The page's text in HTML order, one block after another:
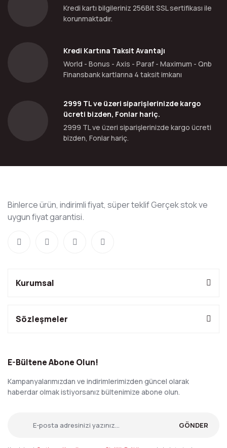
Kredi kartı bilgileriniz 256Bit SSL sertifikası ile
korunmaktadır.
Kredi Kartına Taksit Avantajı
World - Bonus - Axis - Paraf - Maximum - Qnb
Finansbank kartlarına 4 taksit imkanı
2999 TL ve üzeri siparişlerinizde kargo
ücreti bizden, Fonlar hariç.
2999 TL ve üzeri siparişlerinizde kargo ücreti
bizden, Fonlar hariç.
Binlerce ürün, indirimli fiyat, süper teklif Gerçek stok ve
uygun fiyat garantisi.
Kurumsal
Sözleşmeler
E-Bültene Abone Olun!
Kampanyalarımızdan ve indirimlerimizden güncel olarak
haberdar olmak istiyorsanız bültenimize abone olun.
GÖNDER